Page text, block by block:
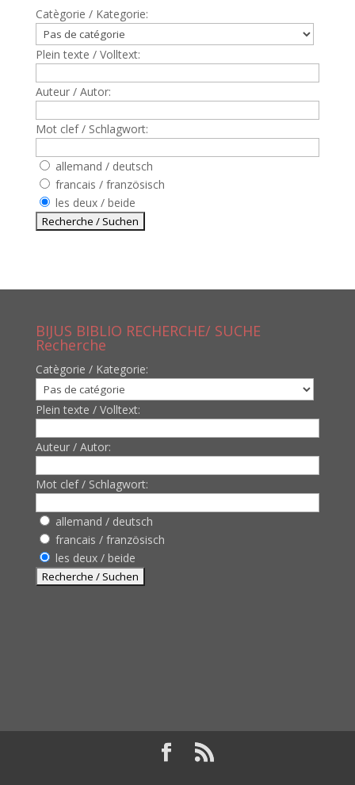
Catègorie / Kategorie:
Plein texte / Volltext:
Auteur / Autor:
Mot clef / Schlagwort:
allemand / deutsch
francais / französisch
les deux / beide
BIJUS BIBLIO RECHERCHE/ SUCHE
Recherche
Catègorie / Kategorie:
Plein texte / Volltext:
Auteur / Autor:
Mot clef / Schlagwort:
allemand / deutsch
francais / französisch
les deux / beide